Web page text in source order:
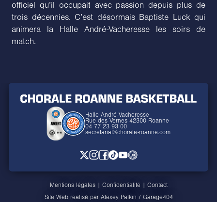
officiel qu’il occupait avec passion depuis plus de
trois décennies. C’est désormais Baptiste Luck qui
animera la Halle André-Vacheresse les soirs de
match.
Halle André-Vacheresse
Rue des Vernes 42300 Roanne
04 77 23 93 00
secretariat@chorale-roanne.com
Mentions légales| Confidentialité | Contact
Site Web réalisé par Alexey Palkin / Garage404